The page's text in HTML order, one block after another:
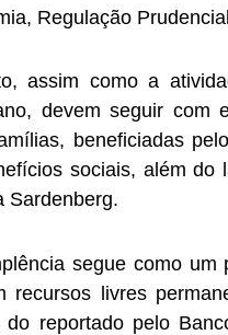
Regulação
assim como a
devem seguir com
beneficiadas
sociais, além do
Sardenberg.
segue como um
recursos livres
reportado pelo